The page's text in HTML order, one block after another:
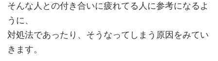
そんな人との付き合いに疲れてる人に参考になるよ
うに、
対処法であったり、そうなってしまう原因をみてい
きます。